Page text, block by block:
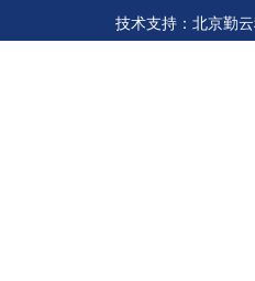
技术支持：北京勤